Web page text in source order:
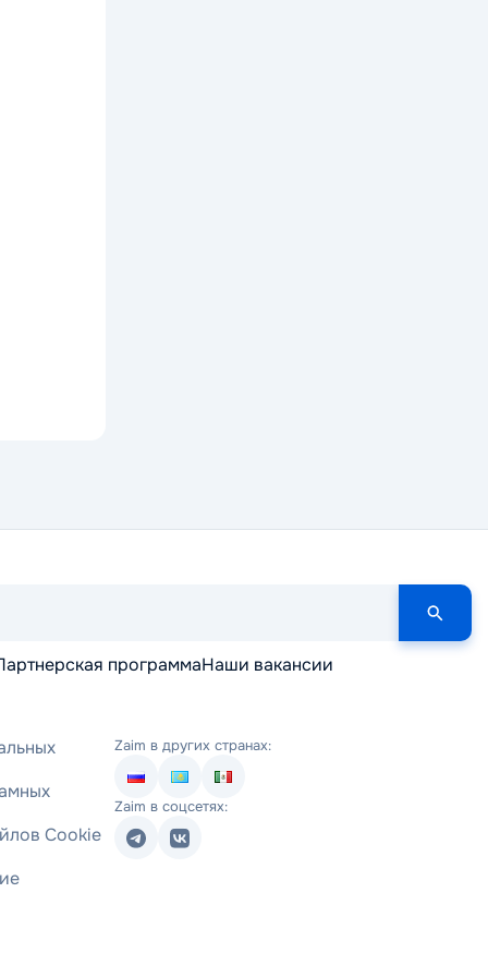
программаНаши вакансии
Cookie
Zaim в других странах:
Zaim в соцсетях: